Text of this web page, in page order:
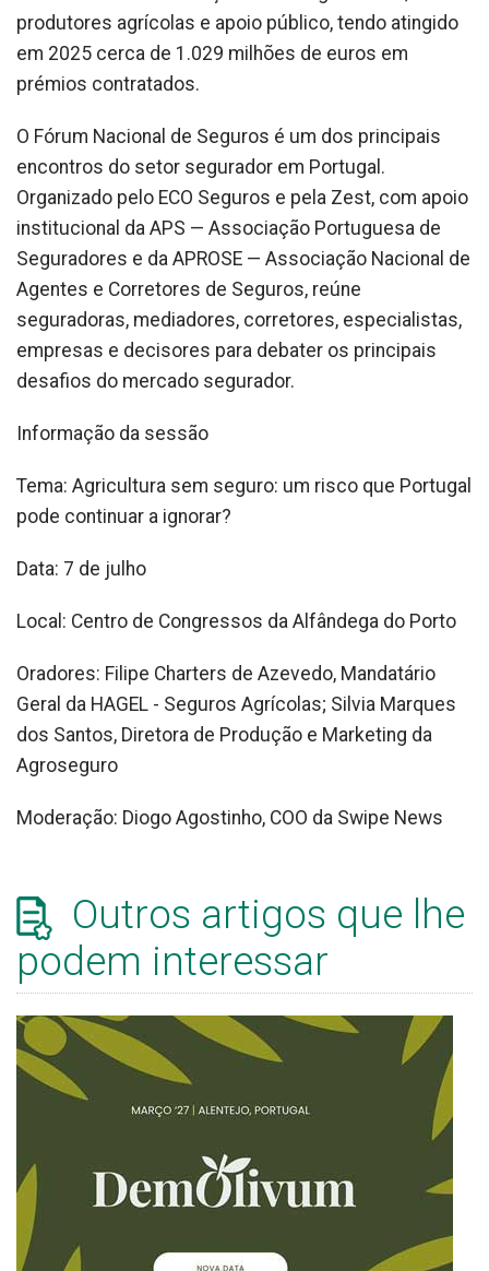
produtores agrícolas e apoio público, tendo atingido
em 2025 cerca de 1.029 milhões de euros em
prémios contratados.
O Fórum Nacional de Seguros é um dos principais
encontros do setor segurador em Portugal.
Organizado pelo ECO Seguros e pela Zest, com apoio
institucional da APS — Associação Portuguesa de
Seguradores e da APROSE — Associação Nacional de
Agentes e Corretores de Seguros, reúne
seguradoras, mediadores, corretores, especialistas,
empresas e decisores para debater os principais
desafios do mercado segurador.
Informação da sessão
Tema: Agricultura sem seguro: um risco que Portugal
pode continuar a ignorar?
Data: 7 de julho
Local: Centro de Congressos da Alfândega do Porto
Oradores: Filipe Charters de Azevedo, Mandatário
Geral da HAGEL - Seguros Agrícolas; Silvia Marques
dos Santos, Diretora de Produção e Marketing da
Agroseguro
Moderação: Diogo Agostinho, COO da Swipe News
Outros artigos que lhe
podem interessar